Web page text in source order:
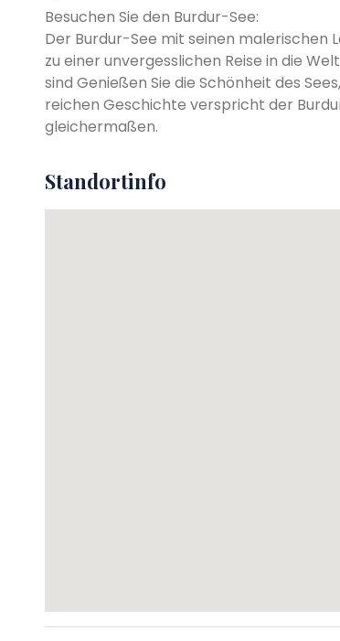
Besuchen Sie den Burdur-See:
Der Burdur-See mit seinen malerischen
zu einer unvergesslichen Reise in die
sind Genießen Sie die Schönheit des
reichen Geschichte verspricht der
gleichermaßen.
Standortinfo